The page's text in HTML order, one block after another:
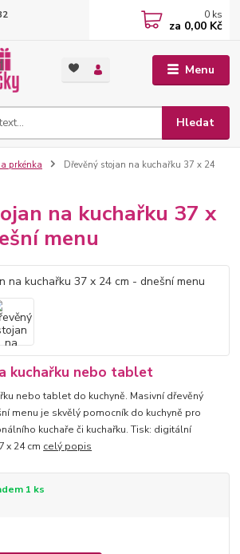
Menu
Hledat
0 ks
za 0,00 Kč
prkénka
Dřevěný stojan na kuchařku 37 x 24
na kuchařku 37 x
menu
kuchařku nebo tablet
nebo tablet do kuchyně. Masivní dřevěný
menu je skvělý pomocník do kuchyně pro
kuchaře či kuchařku. Tisk: digitální
x 24 cm celý popis
1 ks